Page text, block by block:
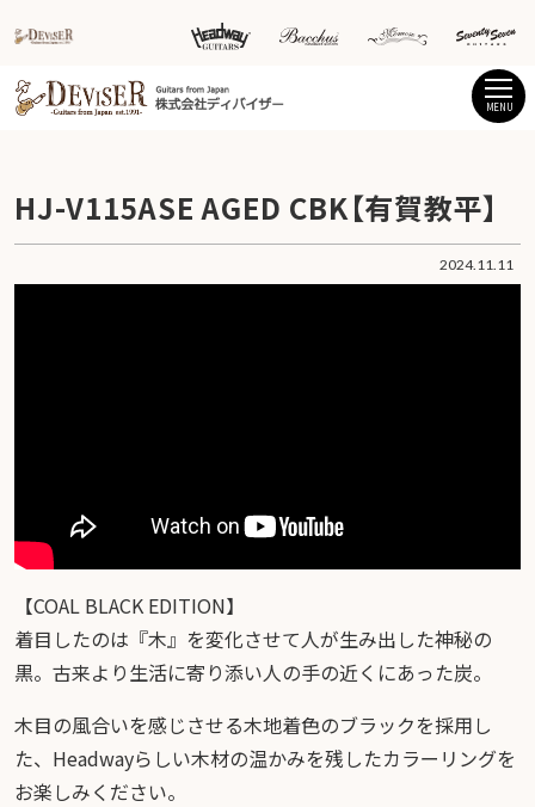
MENU
2024.11.11
HJ-V115ASE AGED CBK【有賀教平】
【COAL BLACK EDITION】
着目したのは『木』を変化させて人が生み出した神秘の
黒。古来より生活に寄り添い人の手の近くにあった炭。
木目の風合いを感じさせる木地着色のブラックを採用し
た、Headwayらしい木材の温かみを残したカラーリングを
お楽しみください。